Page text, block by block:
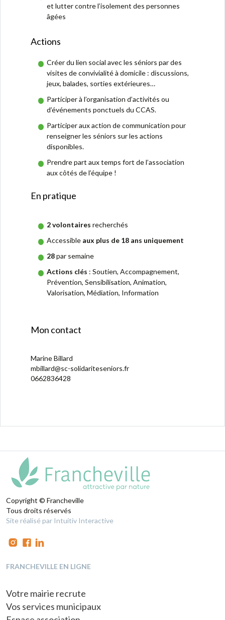
et lutter contre l’isolement des personnes
âgées
Actions
Créer du lien social avec les séniors par des
visites de convivialité à domicile : discussions,
jeux, balades, sorties extérieures…
Participer à l’organisation d’activités ou
d’événements ponctuels du CCAS.
Participer aux action de communication pour
renseigner les séniors sur les actions
disponibles.
Prendre part aux temps fort de l’association
aux côtés de l’équipe !
En pratique
2 volontaires recherchés
Accessible aux plus de 18 ans uniquement
28par semaine
Actions clés : Soutien, Accompagnement,
Prévention, Sensibilisation, Animation,
Valorisation, Médiation, Information
Mon contact
Marine Billard
mbillard@sc-solidariteseniors.fr
0662836428
Copyright © Francheville
Tous droits réservés
Site réalisé par Intuitiv Interactive
FRANCHEVILLE EN LIGNE
Votre mairie recrute
Vos services municipaux